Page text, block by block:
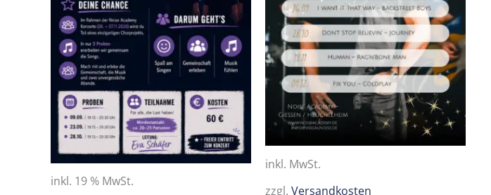
inkl. 19 % MwSt.
inkl. MwSt.
zzgl. Versandkosten